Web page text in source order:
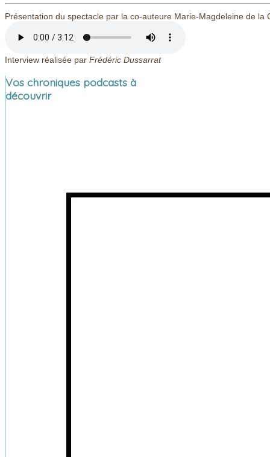
Présentation du spectacle par la co-auteure Marie-Magdeleine de la
Interview réalisée par Frédéric Dussarrat
Vos chroniques podcasts à
découvrir